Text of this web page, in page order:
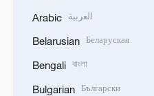
Arabic العربية
Belarusian Беларуская
Bengali বাংলা
Bulgarian Български